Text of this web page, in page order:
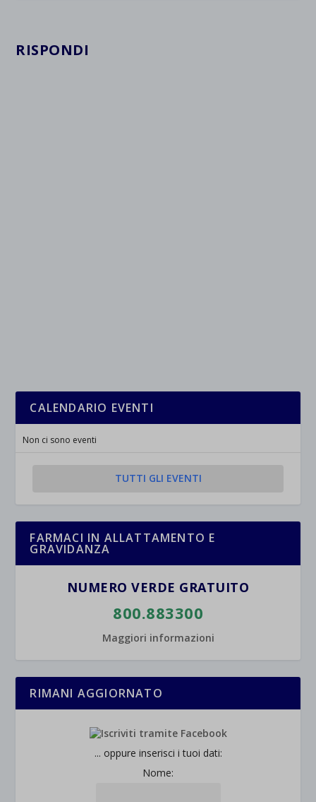
RISPONDI
CALENDARIO EVENTI
Non ci sono eventi
TUTTI GLI EVENTI
FARMACI IN ALLATTAMENTO E
GRAVIDANZA
NUMERO VERDE GRATUITO
800.883300
Maggiori informazioni
RIMANI AGGIORNATO
... oppure inserisci i tuoi dati:
Nome: